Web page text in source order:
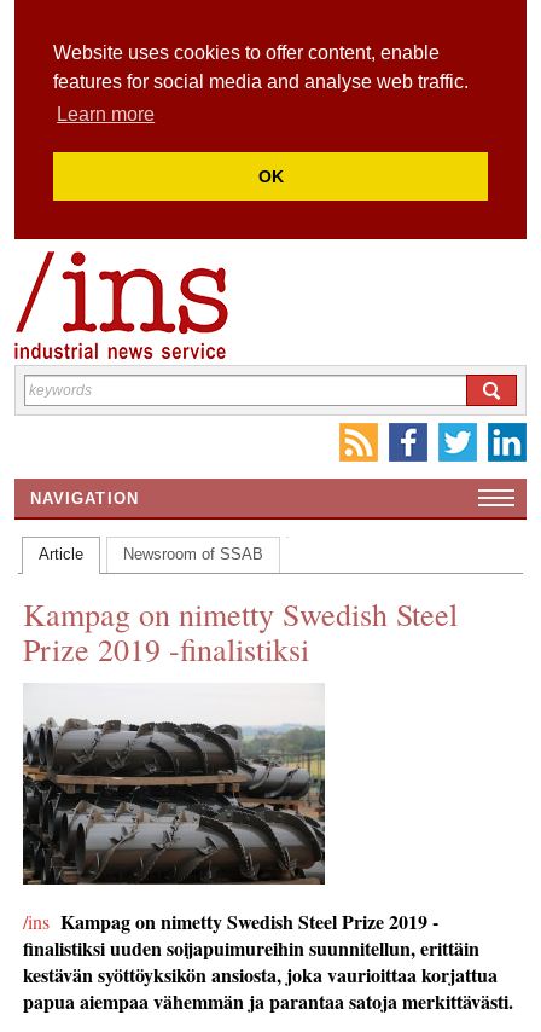
Website uses cookies to offer content, enable
features for social media and analyse web traffic.
Learn more
OK
NAVIGATION
HOME
CONTACT US
INS MAIN WEBSITE
ABOUT US
Article Newsroom of SSAB
Kampag on nimetty Swedish Steel
Prize 2019 -finalistiksi
/ins Kampag on nimetty Swedish Steel Prize 2019 -
finalistiksi uuden soijapuimureihin suunnitellun, erittäin
kestävän syöttöyksikön ansiosta, joka vaurioittaa korjattua
papua aiempaa vähemmän ja parantaa satoja merkittävästi.